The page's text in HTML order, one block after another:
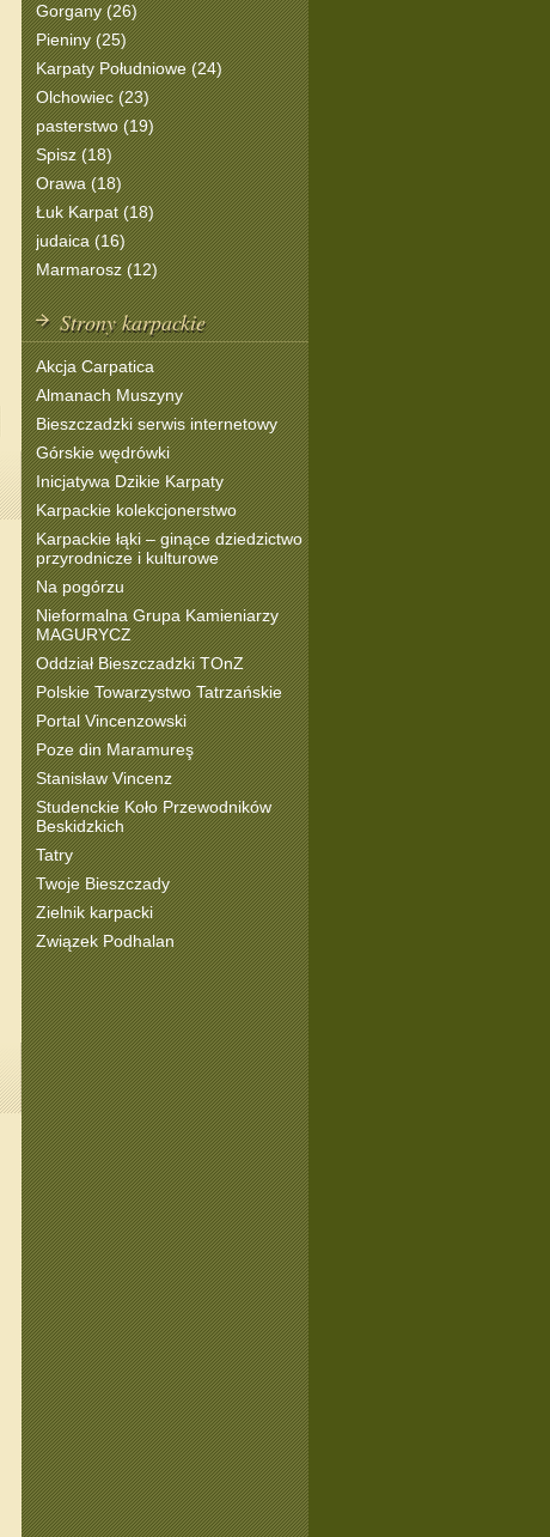
Gorgany (26)
Pieniny (25)
Karpaty Południowe (24)
Olchowiec (23)
pasterstwo (19)
Spisz (18)
Orawa (18)
Łuk Karpat (18)
judaica (16)
Marmarosz (12)
Strony karpackie
Akcja Carpatica
Almanach Muszyny
Bieszczadzki serwis internetowy
Górskie wędrówki
Inicjatywa Dzikie Karpaty
Karpackie kolekcjonerstwo
Karpackie łąki – ginące dziedzictwo
przyrodnicze i kulturowe
Na pogórzu
Nieformalna Grupa Kamieniarzy
MAGURYCZ
Oddział Bieszczadzki TOnZ
Polskie Towarzystwo Tatrzańskie
Portal Vincenzowski
Poze din Maramureş
Stanisław Vincenz
Studenckie Koło Przewodników
Beskidzkich
Tatry
Twoje Bieszczady
Zielnik karpacki
Związek Podhalan